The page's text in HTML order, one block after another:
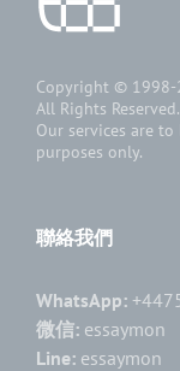
Copyright © 1998-
All Rights Reserved.
Our services are
purposes only.
聯絡我們
WhatsApp:
微信: essaymon
Line: essaymon